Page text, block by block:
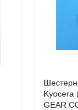
Kyocera
GEAR